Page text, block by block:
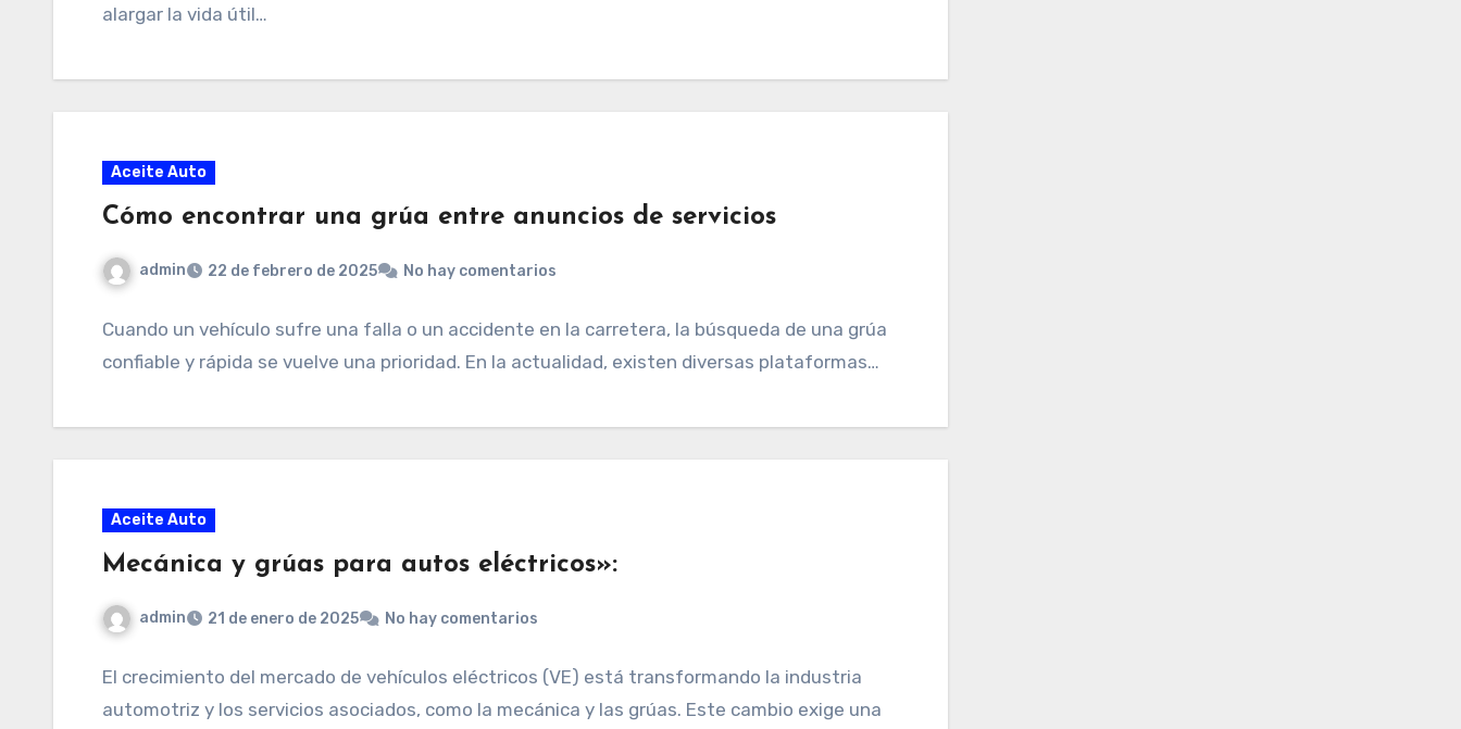
alargar la vida útil…
Aceite Auto
Cómo encontrar una grúa entre anuncios de servicios
admin 22 de febrero de 2025 No hay comentarios
Cuando un vehículo sufre una falla o un accidente en la carretera, la búsqueda de una grúa
confiable y rápida se vuelve una prioridad. En la actualidad, existen diversas plataformas…
Aceite Auto
Mecánica y grúas para autos eléctricos»:
admin 21 de enero de 2025 No hay comentarios
El crecimiento del mercado de vehículos eléctricos (VE) está transformando la industria
automotriz y los servicios asociados, como la mecánica y las grúas. Este cambio exige una